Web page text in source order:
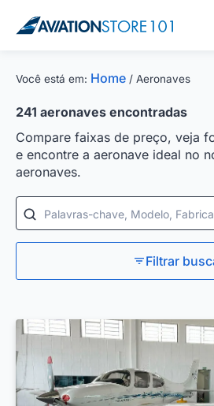
Você está em: Home / Aeronaves
241 aeronaves encontradas
Compare faixas de preço, veja
e encontre a aeronave ideal no
aeronaves.
Palavras-chave, Modelo,
Filtrar